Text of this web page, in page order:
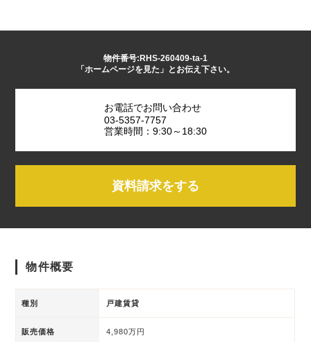
物件番号:RHS-260409-ta-1
「ホームページを見た」とお伝え下さい。
お電話でお問い合わせ
03-5357-7757
営業時間：9:30～18:30
資料請求をする
物件概要
種別 戸建賃貸
販売価格 4,980万円